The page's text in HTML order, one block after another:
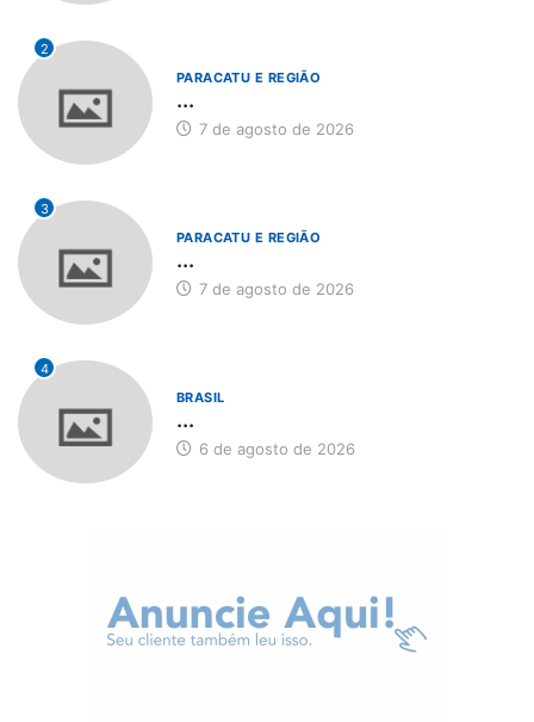
2
PARACATU E REGIÃO
...
7 de agosto de 2026
3
PARACATU E REGIÃO
...
7 de agosto de 2026
4
BRASIL
...
6 de agosto de 2026